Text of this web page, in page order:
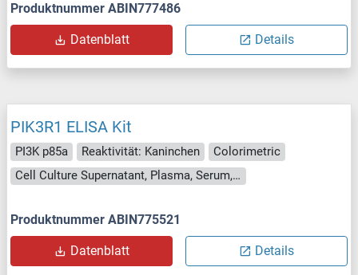
Produktnummer ABIN777486
Datenblatt Details
PIK3R1 ELISA Kit
PI3K p85a Reaktivität: Kaninchen
Colorimetric
Cell Culture Supernatant, Plasma, Serum, Tissue Homogenate
Produktnummer ABIN775521
Datenblatt Details